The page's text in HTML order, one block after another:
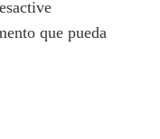
que pueda